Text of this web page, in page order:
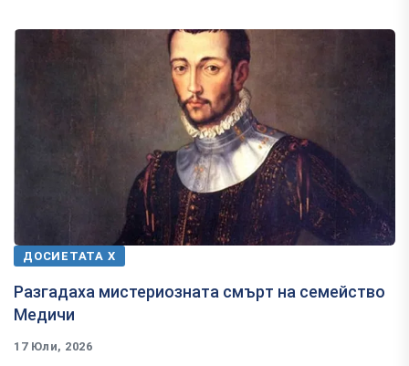
ДОСИЕТАТА Х
Разгадаха мистериозната смърт на семейство
Медичи
17 Юли, 2026